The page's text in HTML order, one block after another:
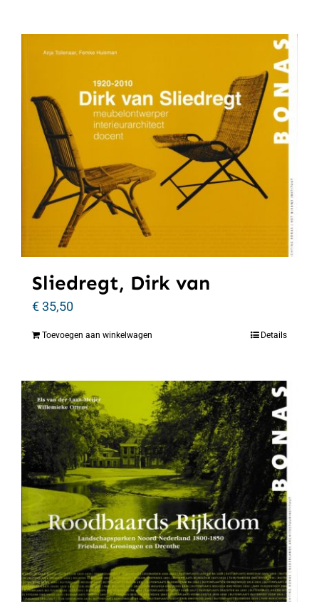
Sliedregt, Dirk van
€35,50
Toevoegen aan winkelwagen Details